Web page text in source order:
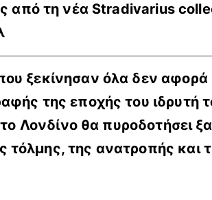
από τη νέα Stradivarius
ξεκίνησαν όλα δεν αφορά
της εποχής του ιδρυτή
Λονδίνο θα πυροδοτήσει
της ανατροπής και